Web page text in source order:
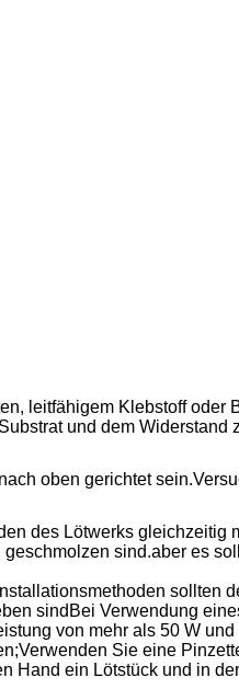
leitfähigem Klebstoff oder
und dem Widerstand
oben gerichtet
des Lötwerks gleichzeitig
sind.aber es
sollten
sindBei Verwendung
von mehr als 50 W
Sie eine
Hand ein Lötstück und in